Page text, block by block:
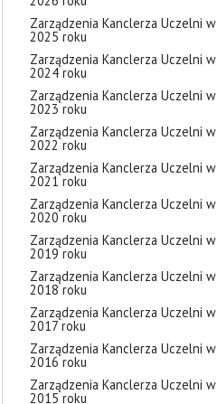
Zarządzenia Kanclerza Uczelni w
2025 roku
Zarządzenia Kanclerza Uczelni w
2024 roku
Zarządzenia Kanclerza Uczelni w
2023 roku
Zarządzenia Kanclerza Uczelni w
2022 roku
Zarządzenia Kanclerza Uczelni w
2021 roku
Zarządzenia Kanclerza Uczelni w
2020 roku
Zarządzenia Kanclerza Uczelni w
2019 roku
Zarządzenia Kanclerza Uczelni w
2018 roku
Zarządzenia Kanclerza Uczelni w
2017 roku
Zarządzenia Kanclerza Uczelni w
2016 roku
Zarządzenia Kanclerza Uczelni w
2015 roku